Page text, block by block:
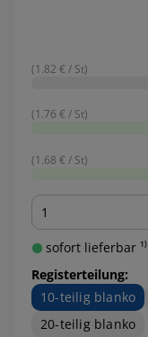
(1.82 € / St)
(1.76 € / St)
(1.68 € / St)
Menge
sofort lieferbar ¹⁾
Registerteilung:
10-teilig blanko
20-teilig blanko